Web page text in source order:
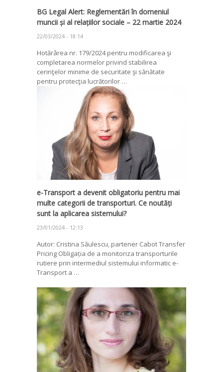
BG Legal Alert: Reglementări în domeniul
muncii și al relațiilor sociale – 22 martie 2024
22/03/2024 - 18:14
Hotărârea nr. 179/2024 pentru modificarea şi
completarea normelor privind stabilirea
cerinţelor minime de securitate şi sănătate
pentru protecţia lucrătorilor …
e-Transport a devenit obligatoriu pentru mai
multe categorii de transporturi. Ce noutăți
sunt la aplicarea sistemului?
23/01/2024 - 12:13
Autor: Cristina Săulescu, partener Cabot Transfer
Pricing Obligația de a monitoriza transporturile
rutiere prin intermediul sistemului informatic e-
Transport a …